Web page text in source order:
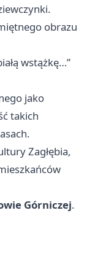
obrazu
wstążkę…”
jako
takich
Zagłębia,
Górniczej.